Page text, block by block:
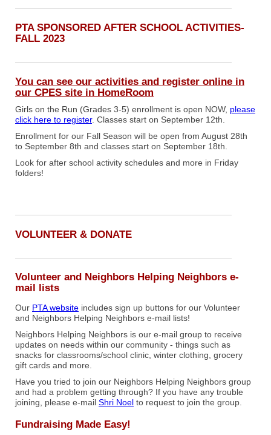
PTA SPONSORED AFTER SCHOOL ACTIVITIES-
FALL 2023
You can see our activities and register online in
our CPES site in HomeRoom
Girls on the Run (Grades 3-5) enrollment is open NOW, please
click here to register. Classes start on September 12th.
Enrollment for our Fall Season will be open from August 28th
to September 8th and classes start on September 18th.
Look for after school activity schedules and more in Friday
folders!
VOLUNTEER & DONATE
Volunteer and Neighbors Helping Neighbors e-
mail lists
Our PTA website includes sign up buttons for our Volunteer
and Neighbors Helping Neighbors e-mail lists!
Neighbors Helping Neighbors is our e-mail group to receive
updates on needs within our community - things such as
snacks for classrooms/school clinic, winter clothing, grocery
gift cards and more.
Have you tried to join our Neighbors Helping Neighbors group
and had a problem getting through? If you have any trouble
joining, please e-mail Shri Noel to request to join the group.
Fundraising Made Easy!